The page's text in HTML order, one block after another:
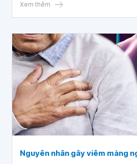
Xem thêm
Nguyên nhân gây viêm màng